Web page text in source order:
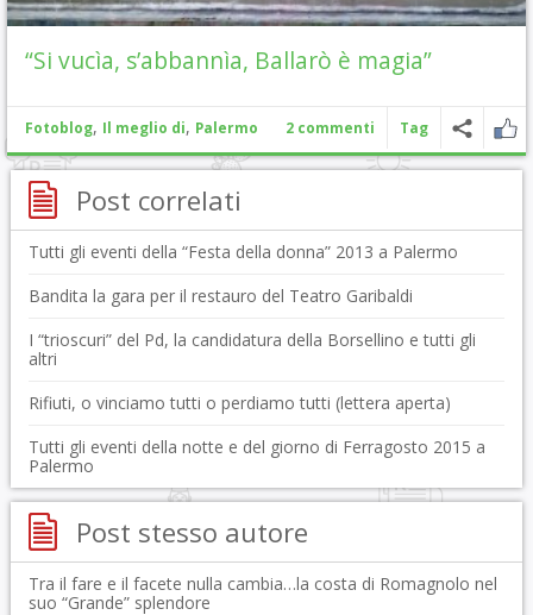
“Si vucìa, s’abbannìa, Ballarò è magia”
Fotoblog, Il meglio di, Palermo 2 commenti Tag
Post correlati
Tutti gli eventi della “Festa della donna” 2013 a Palermo
Bandita la gara per il restauro del Teatro Garibaldi
I “trioscuri” del Pd, la candidatura della Borsellino e tutti gli
altri
Rifiuti, o vinciamo tutti o perdiamo tutti (lettera aperta)
Tutti gli eventi della notte e del giorno di Ferragosto 2015 a
Palermo
Post stesso autore
Tra il fare e il facete nulla cambia…la costa di Romagnolo nel
suo “Grande” splendore